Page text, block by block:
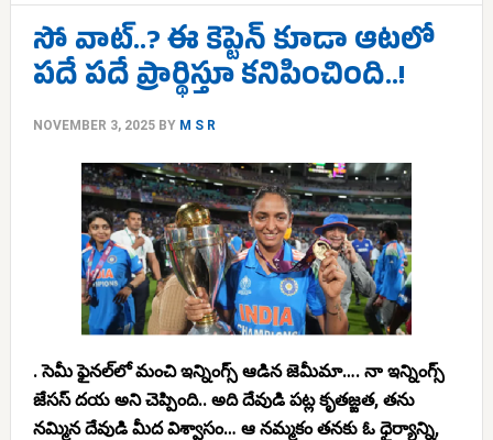
సో వాట్..? ఈ కెప్టెన్ కూడా ఆటలో
పదే పదే ప్రార్థిస్తూ కనిపించింది..!
NOVEMBER 3, 2025BY M S R
. సెమీ ఫైనల్‌లో మంచి ఇన్నింగ్స్ ఆడిన జెమీమా…. నా ఇన్నింగ్స్
జేసస్ దయ అని చెప్పింది.. అది దేవుడి పట్ల కృతజ్ఙత, తను
నమ్మిన దేవుడి మీద విశ్వాసం… ఆ నమ్మకం తనకు ఓ ధైర్యాన్ని,